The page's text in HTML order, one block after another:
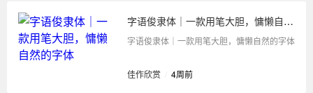
字语俊隶体｜一款用笔大胆，慵懒自然的字体
字语俊隶体｜一款用笔大胆，慵懒自然的字体
佳作欣赏 4周前